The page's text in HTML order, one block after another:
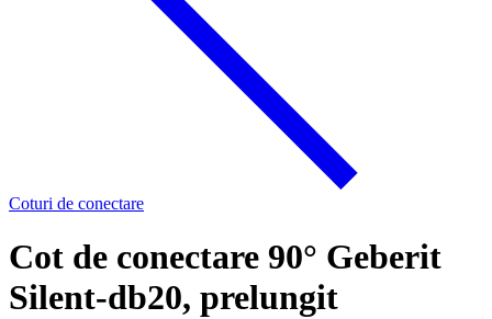
Coturi de conectare
Cot de conectare 90° Geberit
Silent-db20, prelungit